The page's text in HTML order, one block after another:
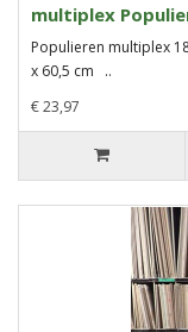
multiplex
Populieren multiplex
x 60,5 cm ..
€ 23,97